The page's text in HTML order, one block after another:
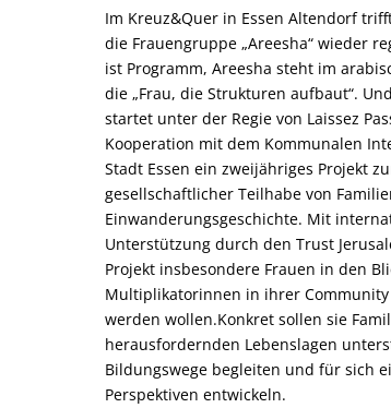
Im Kreuz&Quer in Essen Altendorf
die Frauengruppe „Areesha“ wieder
ist Programm, Areesha steht im
die „Frau, die Strukturen aufbaut“.
startet unter der Regie von Laissez
Kooperation mit dem Kommunalen
Stadt Essen ein zweijähriges Projekt
gesellschaftlicher Teilhabe von
Einwanderungsgeschichte. Mit
Unterstützung durch den Trust
Projekt insbesondere Frauen in den
Multiplikatorinnen in ihrer
werden wollen.Konkret sollen sie
herausfordernden Lebenslagen
Bildungswege begleiten und für sich
Perspektiven entwickeln.